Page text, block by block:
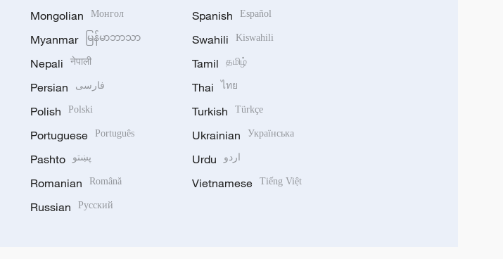
Mongolian Монгол
Myanmar မြန်မာဘာသာ
Nepali नेपाली
Persian فارسی
Polish Polski
Portuguese Português
Pashto پښتو
Romanian Română
Russian Русский
Spanish Español
Swahili Kiswahili
Tamil தமிழ்
Thai ไทย
Turkish Türkçe
Ukrainian Українська
Urdu اردو
Vietnamese Tiếng Việt